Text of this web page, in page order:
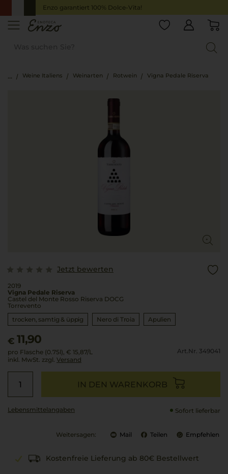
Enzo garantiert 100% Dolce-Vita!
Weine Italiens Weinarten Rotwein Vigna Pedale Riserva
Jetzt bewerten
2019
Vigna Pedale Riserva
Castel del Monte Rosso Riserva DOCG
Torrevento
trocken, samtig & üppig
Nero di Troia Apulien
€ 11,90
pro Flasche (0.75l), € 15,87/L
inkl. MwSt. zzgl. Versand
Art.Nr. 349041
IN DEN WARENKORB
Lebensmittel­angaben Sofort lieferbar
Weitersagen: Mail Teilen Empfehlen
Kostenfreie Lieferung ab 80€ Bestellwert